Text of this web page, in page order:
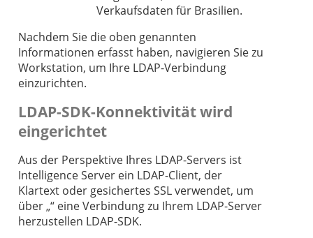
Verkaufsdaten für Brasilien.
Nachdem Sie die oben genannten
Informationen erfasst haben, navigieren Sie zu
Workstation, um Ihre LDAP-Verbindung
einzurichten.
LDAP-SDK-Konnektivität wird
eingerichtet
Aus der Perspektive Ihres LDAP-Servers ist
Intelligence Server ein LDAP-Client, der
Klartext oder gesichertes SSL verwendet, um
über „“ eine Verbindung zu Ihrem LDAP-Server
herzustellen LDAP-SDK.